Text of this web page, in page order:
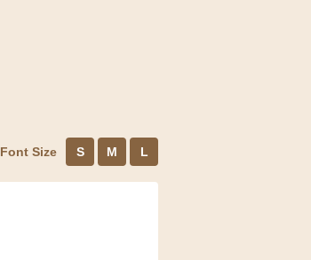
Font Size S M L